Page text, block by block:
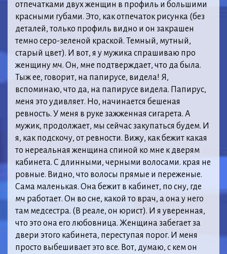
отпечатками двух женщин в профиль и большими
красными губами. Это, как отпечаток рисунка (без
деталей, только профиль видно и он закрашен
темно серо-зеленой краской. Темный, мутный,
старый цвет). И вот, я у мужика спрашиваю про
женщину мч. Он, мне подтверждает, что да была.
Тыж ее, говорит, на папирусе, видела! Я,
вспоминаю, что да, на папирусе видела. Папирус,
меня это удивляет. Но, начинается бешеная
ревность. У меня в руке зажженная сигарета. А
мужик, продолжает, мы сейчас закупаться будем. И
я, как подскочу, от ревности. Вижу, как бежит какая
то нереальная женщина спиной ко мне к дверям
кабинета. С длинными, черными волосами. края не
ровные. Видно, что волосы прямые и переженые.
Сама маленькая. Она бежит в кабинет, по сну, где
мч работает. Он во сне, какой то врач, а она у него
там медсестра. (В реале, он юрист). И я уверенная,
что это она его любовница. Женщина забегает за
двери этого кабинета, переступая порог. И меня
просто выбешивает это все. Вот, думаю, с кем он